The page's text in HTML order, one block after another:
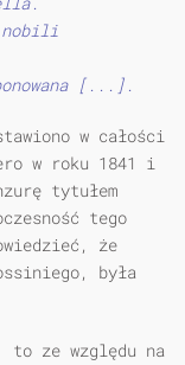
nobili
[...].
w całości
w roku 1841 i
tytułem
tego
że
była
to ze względu na